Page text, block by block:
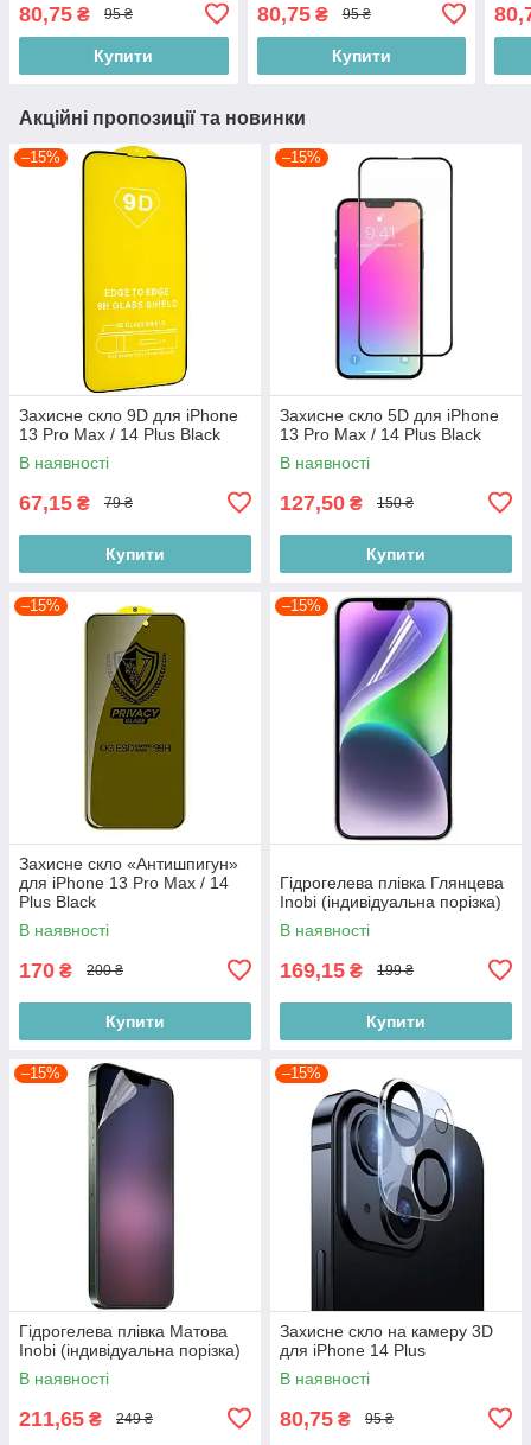
80,75 ₴ 95 ₴
Купити
80,75₴ 95 ₴
Купити
Акційні пропозиції та новинки
–15%
Захисне скло 9D для iPhone
13 Pro Max / 14 Plus Black
В наявності
67,15 ₴ 79 ₴
Купити
–15%
Захисне скло 5D для iPhone
13 Pro Max / 14 Plus Black
В наявності
127,50 ₴ 150 ₴
Купити
–15%
Захисне скло «Антишпигун»
для iPhone 13 Pro Max / 14
Plus Black
В наявності
170 ₴ 200 ₴
Купити
–15%
Гідрогелева плівка Глянцева
Inobi (індивідуальна порізка)
В наявності
169,15 ₴ 199 ₴
Купити
–15%
Гідрогелева плівка Матова
Inobi (індивідуальна порізка)
В наявності
211,65 ₴ 249 ₴
–15%
Захисне скло на камеру 3D
для iPhone 14 Plus
В наявності
80,75 ₴ 95 ₴